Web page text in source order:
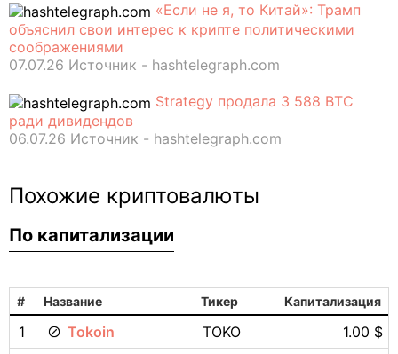
«Если не я, то Китай»: Трамп
объяснил свои интерес к крипте политическими
соображениями
07.07.26 Источник - hashtelegraph.com
Strategy продала 3 588 BTC
ради дивидендов
06.07.26 Источник - hashtelegraph.com
Похожие криптовалюты
По капитализации
# Название Тикер Капитализация
1 Tokoin TOKO
1.00 $